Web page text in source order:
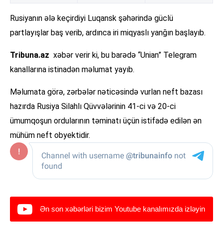
Rusiyanın ələ keçirdiyi Luqansk şəhərində güclü
partlayışlar baş verib, ardınca iri miqyaslı yanğın başlayıb.
Tribuna.az xəbər verir ki, bu barədə “Unian” Telegram
kanallarına istinadən məlumat yayıb.
Məlumata görə, zərbələr nəticəsində vurlan neft bazası
hazırda Rusiya Silahlı Qüvvələrinin 41-ci və 20-ci
ümumqoşun ordularının təminatı üçün istifadə edilən ən
mühüm neft obyektidir.
Ən son xəbərləri bizim Youtube kanalımızda izləyin